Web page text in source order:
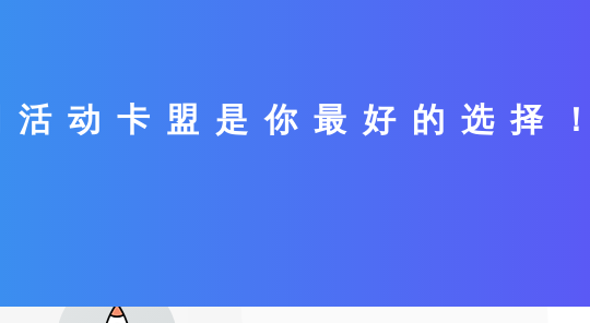
动卡盟是你最好的选择！